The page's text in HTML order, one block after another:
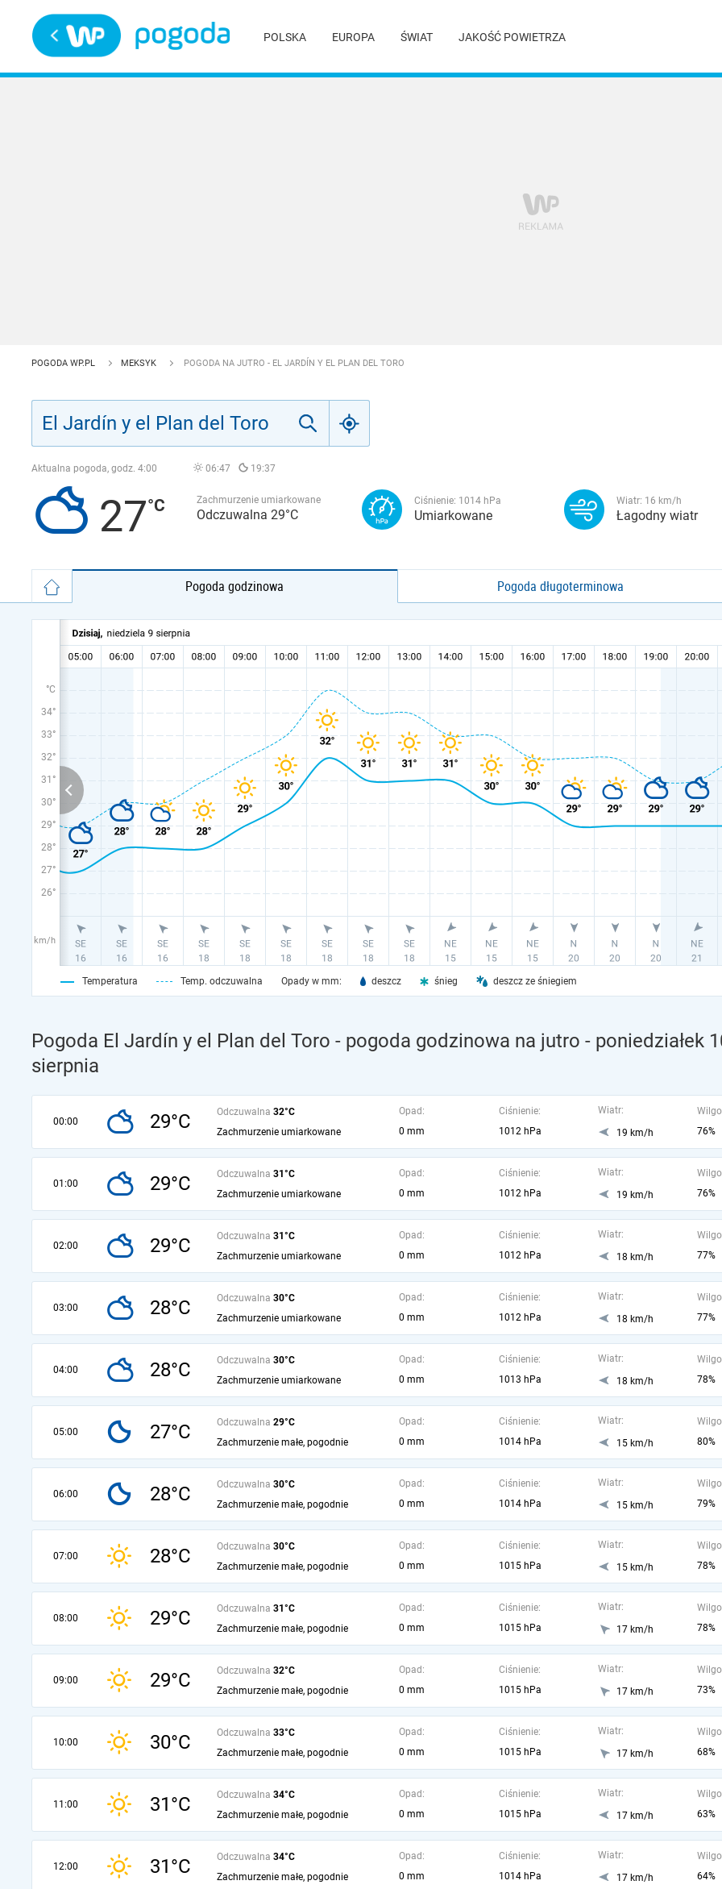
POLSKA EUROPA ŚWIAT JAKOŚĆ POWIETRZA
POGODA WP.PL MEKSYK POGODA NA JUTRO - EL JARDÍN Y EL PLAN DEL TORO
Aktualna pogoda, godz. 4:00 06:47 19:37
27 Zachmurzenie umiarkowane
Odczuwalna 29°C
Ciśnienie: 1014 hPa
Umiarkowane
Wiatr: 16 km/h
Łagodny wiatr
Pogoda godzinowa Pogoda długoterminowa
°C
34°
33°
32°
31°
30°
29°
28°
27°
26°
km/h
Temperatura Temp. odczuwalna Opady w mm: deszcz śnieg deszcz ze śniegiem
Pogoda El Jardín y el Plan del Toro - pogoda godzinowa na jutro - poniedziałek
sierpnia
00:00 29°C Odczuwalna 32°C
Zachmurzenie umiarkowane
Opad:
0 mm
Ciśnienie:
1012 hPa
Wiatr:
19 km/h
76%
01:00 29°C Odczuwalna 31°C
Zachmurzenie umiarkowane
Opad:
0 mm
Ciśnienie:
1012 hPa
Wiatr:
19 km/h
76%
02:00 29°C Odczuwalna 31°C
Zachmurzenie umiarkowane
Opad:
0 mm
Ciśnienie:
1012 hPa
Wiatr:
18 km/h
77%
03:00 28°C Odczuwalna 30°C
Zachmurzenie umiarkowane
Opad:
0 mm
Ciśnienie:
1012 hPa
Wiatr:
18 km/h
77%
04:00 28°C Odczuwalna 30°C
Zachmurzenie umiarkowane
Opad:
0 mm
Ciśnienie:
1013 hPa
Wiatr:
18 km/h
78%
05:00 27°C Odczuwalna 29°C
Zachmurzenie małe, pogodnie
Opad:
0 mm
Ciśnienie:
1014 hPa
Wiatr:
15 km/h
80%
06:00 28°C Odczuwalna 30°C
Zachmurzenie małe, pogodnie
Opad:
0 mm
Ciśnienie:
1014 hPa
Wiatr:
15 km/h
79%
07:00 28°C Odczuwalna 30°C
Zachmurzenie małe, pogodnie
Opad:
0 mm
Ciśnienie:
1015 hPa
Wiatr:
15 km/h
78%
08:00 29°C Odczuwalna 31°C
Zachmurzenie małe, pogodnie
Opad:
0 mm
Ciśnienie:
1015 hPa
Wiatr:
17 km/h
78%
09:00 29°C Odczuwalna 32°C
Zachmurzenie małe, pogodnie
Opad:
0 mm
Ciśnienie:
1015 hPa
Wiatr:
17 km/h
73%
10:00 30°C Odczuwalna 33°C
Zachmurzenie małe, pogodnie
Opad:
0 mm
Ciśnienie:
1015 hPa
Wiatr:
17 km/h
68%
11:00 31°C Odczuwalna 34°C
Zachmurzenie małe, pogodnie
Opad:
0 mm
Ciśnienie:
1015 hPa
Wiatr:
17 km/h
63%
12:00 31°C Odczuwalna 34°C
Zachmurzenie małe, pogodnie
Opad:
0 mm
Ciśnienie:
1014 hPa
Wiatr:
17 km/h
64%